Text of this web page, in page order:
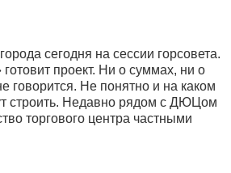
сегодня на сессии горсовета.
проект. Ни о суммах, ни о
говорится. Не понятно и на каком
строить. Недавно рядом с ДЮЦом
торгового центра частными